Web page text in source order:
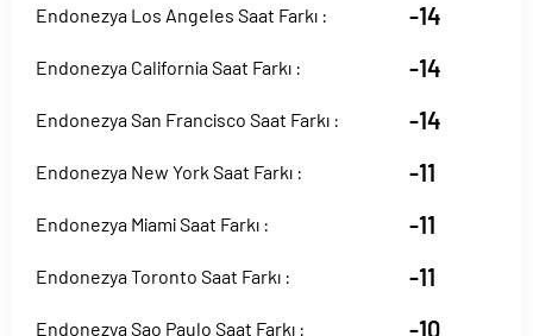
Endonezya Los Angeles Saat Farkı : -14
Endonezya California Saat Farkı : -14
Endonezya San Francisco Saat Farkı : -14
Endonezya New York Saat Farkı : -11
Endonezya Miami Saat Farkı : -11
Endonezya Toronto Saat Farkı : -11
Endonezya Sao Paulo Saat Farkı : -10